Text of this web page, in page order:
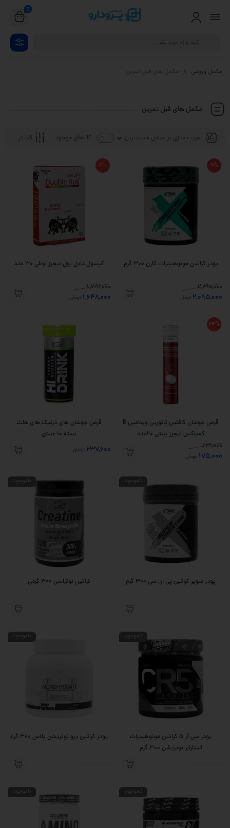
0
مکمل ورزشی مکمل های قبل تمرین
مکمل های قبل تمرین
فیلـتر کالاهای موجود
9%
پودر کراتین مونوهیدرات کارن 300 گرم
2,310,000
2,095,000 تومان
7%
کپسول دابل بول نیچرز اونلی 30 عدد
1,781,000
1,648,000 تومان
24%
قرص جوشان کافئین تائورین ویتامین B
کمپلکس نیچرز پلنتی 20عدد
231,000
175,000 تومان
قرص جوشان های درنیک های هلث
بسته 10 عددی
237,600 تومان
ناموجود
پودر سوپر کراتین پی ان سی 300 گرم
ناموجود
کراتین نوتراسن 300 گرمی
ناموجود
پودر سی آر 5 کراتین مونوهیدرات
استارلبز نوتریشن 300 گرم
ناموجود
پودر کراتین پرو نوتریشن پلاس 300 گرم
ناموجود ناموجود